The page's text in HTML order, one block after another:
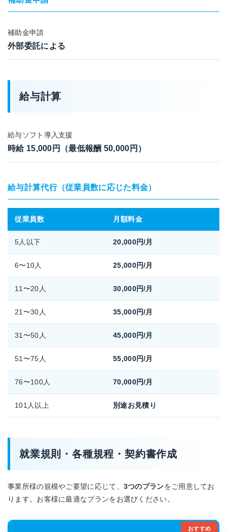
補助金申請
外部委託による
給与計算
給与ソフト導入支援
時給 15,000円（最低報酬 50,000円）
給与計算代行（従業員数に応じた料金）
従業員数 月額料金
5人以下 20,000円/月
6〜10人 25,000円/月
11〜20人 30,000円/月
21〜30人 35,000円/月
31〜50人 45,000円/月
51〜75人 55,000円/月
76〜100人 70,000円/月
101人以上 別途お見積り
就業規則・各種規程・契約書作成
事業所様の規模やご要望に応じて、 3つのプランをご用意してお
ります。お客様に最適なプランをお選びください。
おすすめ